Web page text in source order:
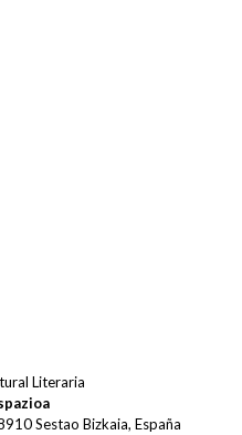
Literaria
Sestao Bizkaia, España